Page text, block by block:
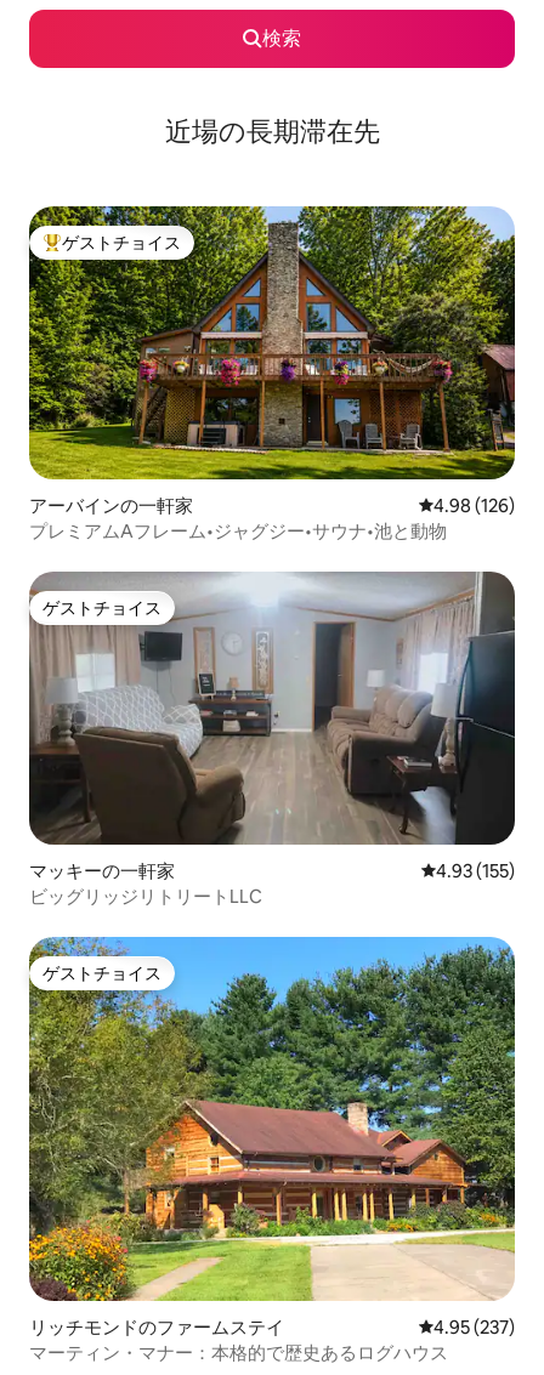
検索
近場の長期滞在先
大好評のゲストチョイスです。
ゲストチョイス
アーバインの一軒家 レビュー126
4.98 (126)
プレミアムAフレーム•ジャグジー•サウナ•池と動物
ゲストチョイス
ゲストチョイス
マッキーの一軒家 レビュー155
4.93 (155)
ビッグリッジリトリートLLC
ゲストチョイス
ゲストチョイス
リッチモンドのファームステイ レビュー237
4.95 (237)
マーティン・マナー：本格的で歴史あるログハウス